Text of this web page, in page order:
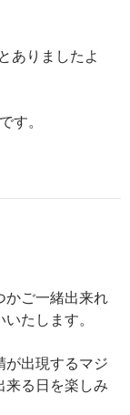
ありましたよ
す。
かご一緒出来れ
たします。
が出現するマジ
来る日を楽しみ